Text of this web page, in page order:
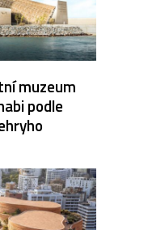
muzeum
podle